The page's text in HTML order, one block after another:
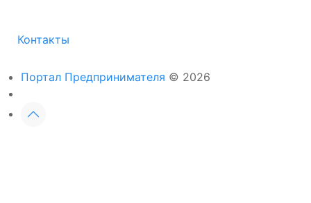
Контакты
Портал Предпринимателя © 2026